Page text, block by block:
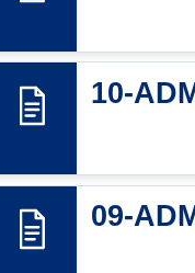
10-
09-